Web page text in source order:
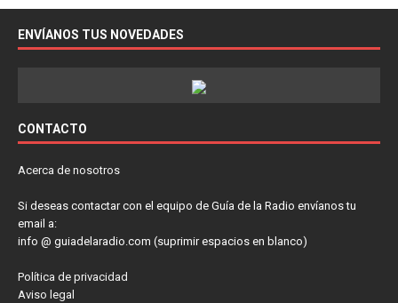
ENVÍANOS TUS NOVEDADES
CONTACTO
Acerca de nosotros
Si deseas contactar con el equipo de Guía de la Radio envíanos tu
email a:
info @ guiadelaradio.com (suprimir espacios en blanco)
Política de privacidad
Aviso legal